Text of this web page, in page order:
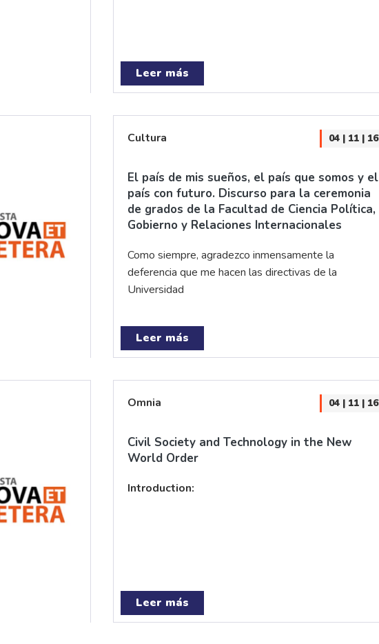
Leer más
Cultura 04 | 11 | 16
El país de mis sueños, el país que somos y el
país con futuro. Discurso para la ceremonia
de grados de la Facultad de Ciencia Política,
Gobierno y Relaciones Internacionales
Como siempre, agradezco inmensamente la
deferencia que me hacen las directivas de la
Universidad
Leer más
Omnia 04 | 11 | 16
Civil Society and Technology in the New
World Order
Introduction:
Leer más